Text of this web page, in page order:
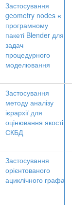
Застосування
geometry nodes в
програмному
пакеті Blender для
задач
процедурного
моделювання
Застосування
методу аналізу
ієрархії для
оцінювання якості
СКБД
Застосування
орієнтованого
ациклічного графа